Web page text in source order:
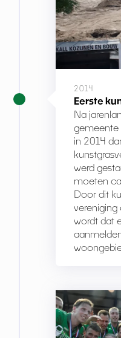
2014
Eerste
Na
gemeente
in 2014
werd
moeten
Door dit
vereniging
wordt dat